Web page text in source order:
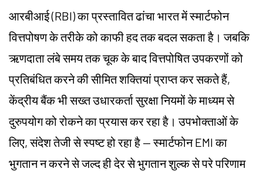
आरबीआई (RBI) का प्रस्तावित ढांचा भारत में स्मार्टफोन
वित्तपोषण के तरीके को काफी हद तक बदल सकता है। जबकि
ऋणदाता लंबे समय तक चूक के बाद वित्तपोषित उपकरणों को
प्रतिबंधित करने की सीमित शक्तियां प्राप्त कर सकते हैं,
केंद्रीय बैंक भी सख्त उधारकर्ता सुरक्षा नियमों के माध्यम से
दुरुपयोग को रोकने का प्रयास कर रहा है। उपभोक्ताओं के
लिए, संदेश तेजी से स्पष्ट हो रहा है — स्मार्टफोन EMI का
भुगतान न करने से जल्द ही देर से भुगतान शुल्क से परे परिणाम